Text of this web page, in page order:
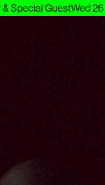
GuestWed 26 Aug: